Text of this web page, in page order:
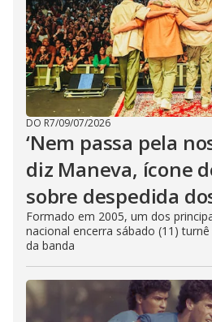
DO R7/09/07/2026
‘Nem passa pela
diz Maneva, ícone
sobre despedida
Formado em 2005, um dos
nacional encerra sábado (11)
da banda